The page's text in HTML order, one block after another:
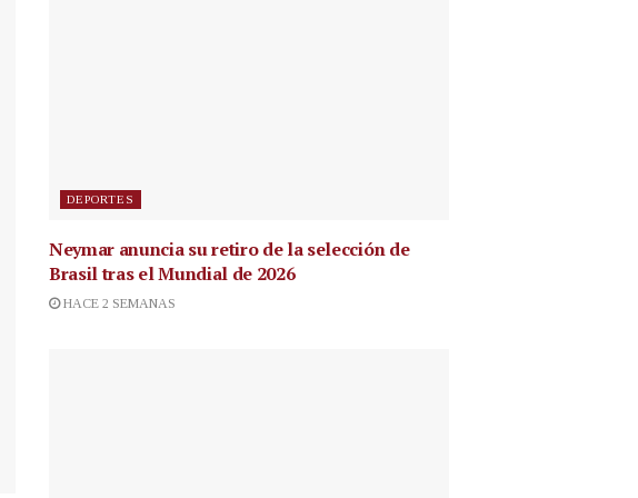
DEPORTES
Neymar anuncia su retiro de la selección de
Brasil tras el Mundial de 2026
HACE 2 SEMANAS